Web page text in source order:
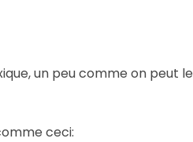
un peu comme on peut le
ceci: